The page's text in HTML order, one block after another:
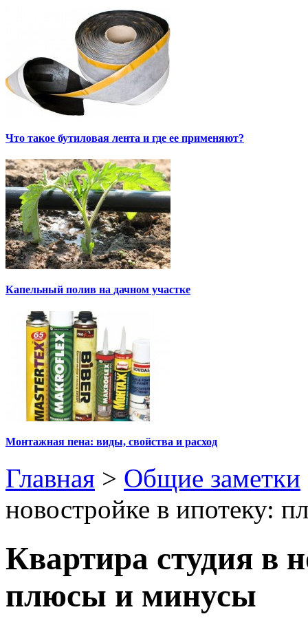
Что такое бутиловая лента и где ее применяют?
Капельный полив на дачном участке
Монтажная пена: виды, свойства и расход
Главная > Общие заметки
новостройке в ипотеку:
Квартира студия в
плюсы и минусы